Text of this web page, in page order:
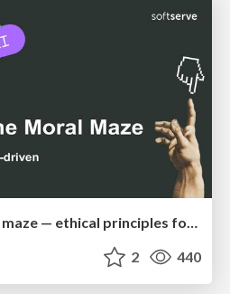
Navigating the moral maze — ethical principles for Al-driven product design
2 440